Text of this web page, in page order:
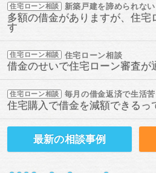
住宅ローン相談 新築戸建を諦められない
多額の借金がありますが、住宅
す
住宅ローン相談 住宅ローン相談
借金のせいで住宅ローン審査が
住宅ローン相談 毎月の借金返済で生活苦
住宅購入で借金を減額できるっ
最新の相談事例